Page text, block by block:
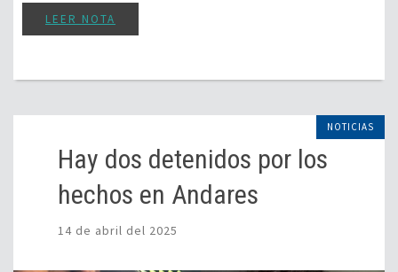
LEER NOTA
NOTICIAS
Hay dos detenidos por los
hechos en Andares
14 de abril del 2025